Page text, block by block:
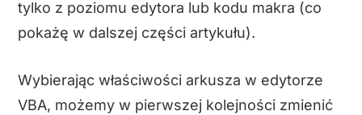
tylko z poziomu edytora lub kodu makra (co
pokażę w dalszej części artykułu).
Wybierając właściwości arkusza w edytorze
VBA, możemy w pierwszej kolejności zmienić